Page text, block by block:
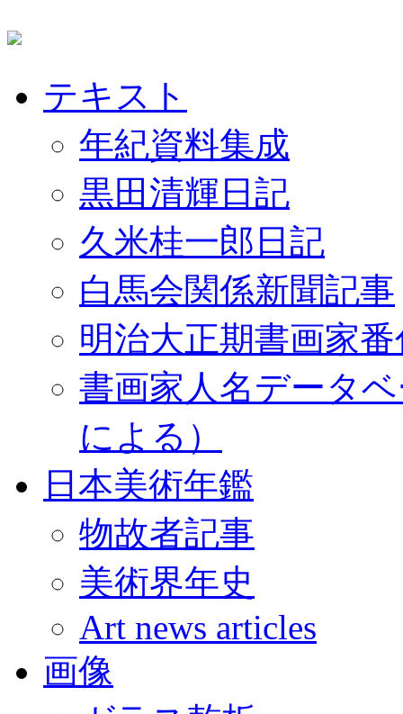
テキスト
年紀資料集成
黒田清輝日記
久米桂一郎日記
白馬会関係新聞記事
明治大正期書画家
書画家人名データ
による）
日本美術年鑑
物故者記事
美術界年史
Art news articles
画像